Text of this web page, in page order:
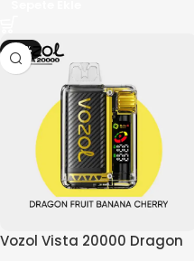
-18%
Vozol Vista 20000 Dragon